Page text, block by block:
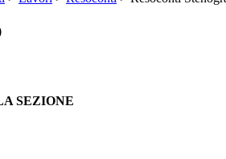
SEZIONE